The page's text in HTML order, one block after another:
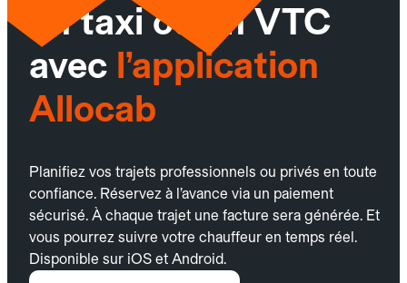
un taxi ou un VTC
avec l’application
Allocab
Planifiez vos trajets professionnels ou privés en toute
confiance. Réservez à l’avance via un paiement
sécurisé. À chaque trajet une facture sera générée. Et
vous pourrez suivre votre chauffeur en temps réel.
Disponible sur iOS et Android.